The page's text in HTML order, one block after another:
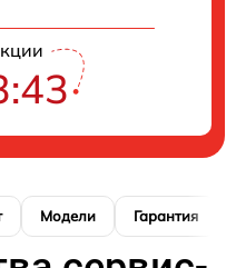
Модели Гарантия